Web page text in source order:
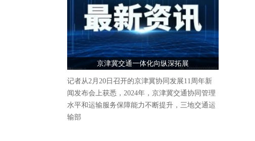
京津冀交通一体化向纵深拓展
记者从2月20日召开的京津冀协同发展11周年新
闻发布会上获悉，2024年，京津冀交通协同管理
水平和运输服务保障能力不断提升，三地交通运
输部